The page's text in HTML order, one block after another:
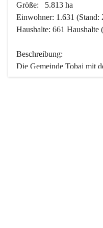
Größe:   5.813 ha
Einwohner: 1.631 (Stand:
Haushalte: 661 Haushalte
Beschreibung:
Die Gemeinde Tobaj mit
Deutsch